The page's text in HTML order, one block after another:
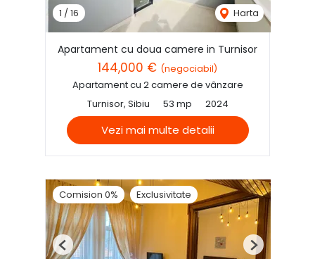
1 / 16 Harta
Apartament cu doua camere in Turnisor
144,000 € (negociabil)
Apartament cu 2 camere de vânzare
Turnisor, Sibiu
53 mp 2024
Vezi mai multe detalii
Comision 0% Exclusivitate
Previous Next